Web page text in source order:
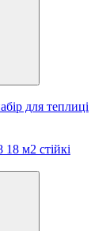
для теплиці